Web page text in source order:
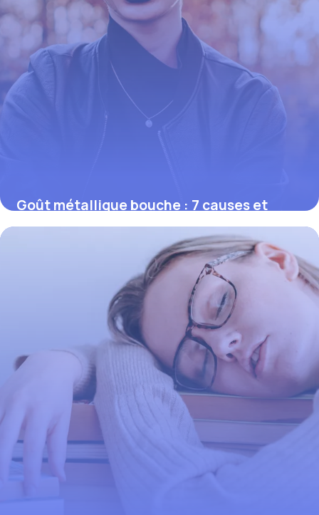
Goût métallique bouche : 7 causes et
solutions 2026